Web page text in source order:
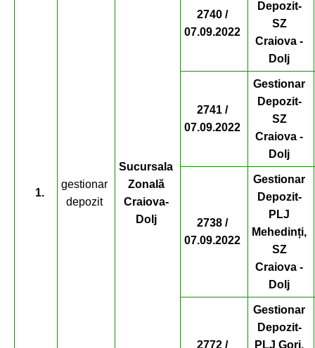
1.
gestionar
depozit
Sucursala
Zonală
Craiova-
Dolj
2740 /
07.09.2022
Depozit-
SZ
Craiova -
Dolj
2741 /
07.09.2022
Gestionar
Depozit-
SZ
Craiova -
Dolj
2738 /
07.09.2022
Gestionar
Depozit-
PLJ
Mehedinți,
SZ
Craiova -
Dolj
2772 /
Gestionar
Depozit-
PLJ Gorj,